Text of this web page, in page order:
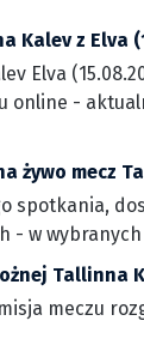
Kalev z Elva
Elva
online -
żywo mecz
spotkania,
- w
Tallinna
meczu